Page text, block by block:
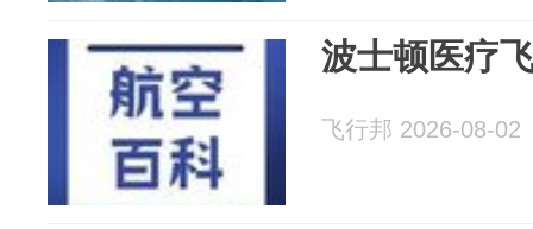
波士顿医疗
飞行邦 2026-08-02